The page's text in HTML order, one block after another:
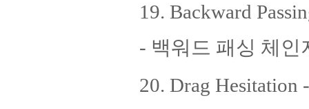
19. Backward
- 백워드 패싱 체
20. Drag